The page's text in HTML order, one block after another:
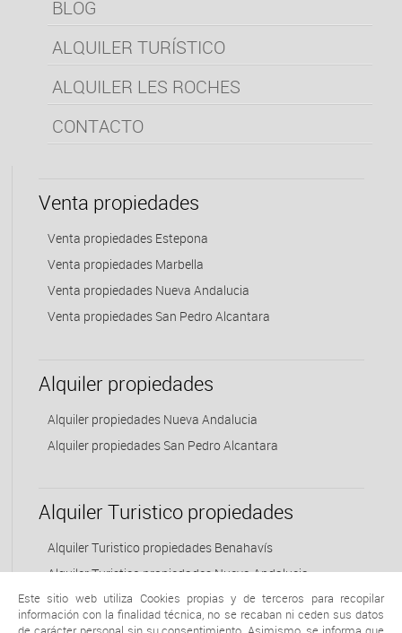
BLOG
ALQUILER TURÍSTICO
ALQUILER LES ROCHES
CONTACTO
Venta propiedades
Venta propiedades Estepona
Venta propiedades Marbella
Venta propiedades Nueva Andalucia
Venta propiedades San Pedro Alcantara
Alquiler propiedades
Alquiler propiedades Nueva Andalucia
Alquiler propiedades San Pedro Alcantara
Alquiler Turistico propiedades
Alquiler Turistico propiedades Benahavís
Alquiler Turistico propiedades Nueva Andalucia
Este sitio web utiliza Cookies propias y de terceros para recopilar
información con la finalidad técnica, no se recaban ni ceden sus datos